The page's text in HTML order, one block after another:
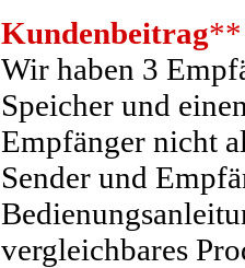
Kundenbeitrag**
Wir haben 3
Speicher und
Empfänger nicht
Sender und
vergleichbares